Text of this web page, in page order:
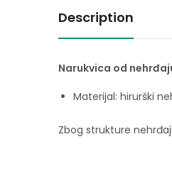
Description
Narukvica od
Materijal: hirurški
Zbog strukture